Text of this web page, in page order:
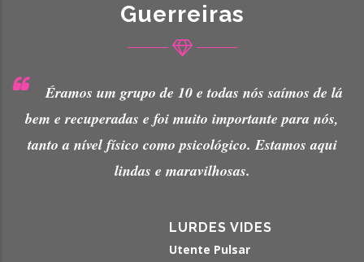
Guerreiras
de lá
para nós,
aqui
É importante porque eles estão sempre
nossa vida e todas as atividades que a Rosa
no fundo só nos vai ajudar na reabilitação
cancro da mama.
MARGARIDA GREGO
Utente